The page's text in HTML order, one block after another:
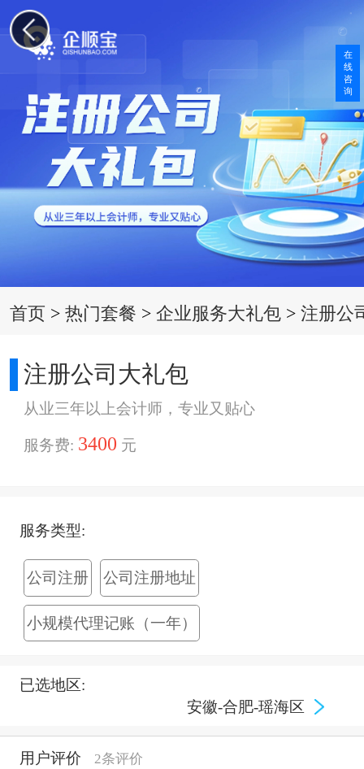
首页 >热门套餐 >企业服务大礼包 >注册公
注册公司大礼包
从业三年以上会计师，专业又贴心
服务费: 3400 元
服务类型:
公司注册 公司注册地址
小规模代理记账（一年）
已选地区:
安徽-合肥-瑶海区
用户评价
2条评价
在
线
咨
询